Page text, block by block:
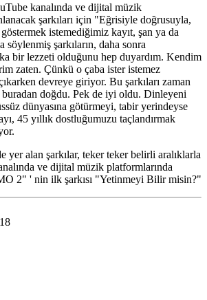
kanalında ve dijital müzik
şarkıları için "Eğrisiyle doğrusuyla,
istemediğimiz kayıt, şan ya da
söylenmiş şarkıların, daha sonra
bir lezzeti olduğunu hep duyardım. Kendim
zaten. Çünkü o çaba ister istemez
devreye giriyor. Bu şarkıları zaman
doğdu. Pek de iyi oldu. Dinleyeni
dünyasına götürmeyi, tabir yerindeyse
45 yıllık dostluğumuzu taçlandırmak
alan şarkılar, teker teker belirli aralıklarla
ve dijital müzik platformlarında
2" ' nin ilk şarkısı "Yetinmeyi Bilir misin?"